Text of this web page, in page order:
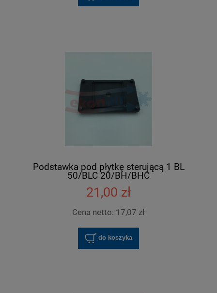
Podstawka pod płytkę sterującą 1 BL
50/BLC 20/BH/BHC
21,00 zł
Cena netto: 17,07 zł
do koszyka